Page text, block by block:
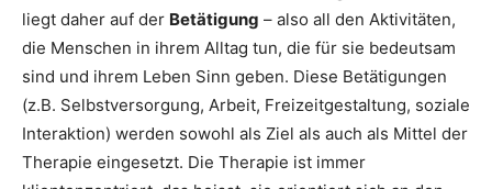
liegt daher auf der Betätigung – also all den Aktivitäten,
die Menschen in ihrem Alltag tun, die für sie bedeutsam
sind und ihrem Leben Sinn geben. Diese Betätigungen
(z.B. Selbstversorgung, Arbeit, Freizeitgestaltung, soziale
Interaktion) werden sowohl als Ziel als auch als Mittel der
Therapie eingesetzt. Die Therapie ist immer